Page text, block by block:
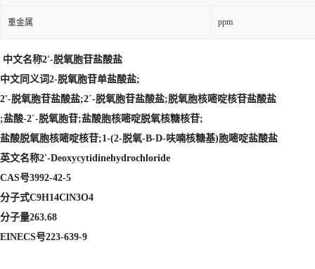
重金属 ppm
中文名称2'-脱氧胞苷盐酸盐
中文同义词2-脱氧胞苷单盐酸盐;
2'-脱氧胞苷盐酸盐;2ˊ-脱氧胞苷盐酸盐;脱氧胞核嘧啶核苷盐酸盐
;盐酸-2ˊ-脱氧胞苷;盐酸胞核嘧啶脱氧核糖核苷;
盐酸脱氧胞核嘧啶核苷;1-(2-脱氧-Β-D-呋喃核糖基)胞嘧啶盐酸盐
英文名称2'-Deoxycytidinehydrochloride
CAS号3992-42-5
分子式C9H14ClN3O4
分子量263.68
EINECS号223-639-9